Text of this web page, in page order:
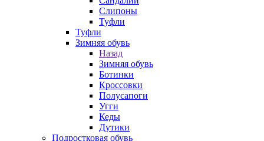
Слипоны
Туфли
Туфли
Зимняя обувь
Назад
Зимняя обувь
Ботинки
Кроссовки
Полусапоги
Угги
Кеды
Дутики
Подростковая обувь